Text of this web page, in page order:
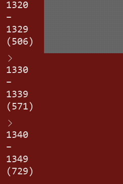
1320
–
1329
(506)
1330
–
1339
(571)
1340
–
1349
(729)